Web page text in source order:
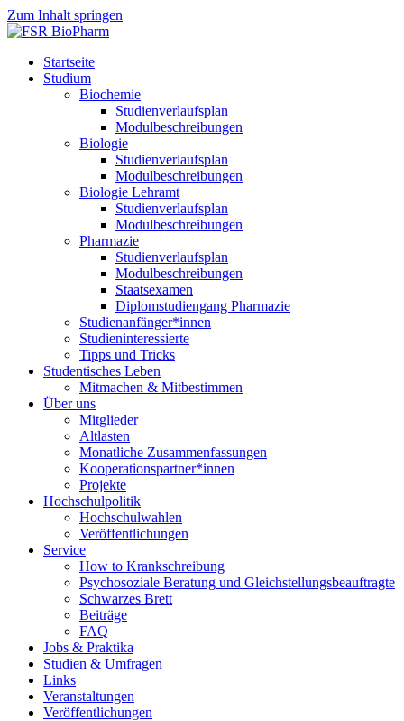
Zum Inhalt springen
Startseite
Studium
Biochemie
Studienverlaufsplan
Modulbeschreibungen
Biologie
Studienverlaufsplan
Modulbeschreibungen
Biologie Lehramt
Studienverlaufsplan
Modulbeschreibungen
Pharmazie
Studienverlaufsplan
Modulbeschreibungen
Staatsexamen
Diplomstudiengang Pharmazie
Studienanfänger*innen
Studieninteressierte
Tipps und Tricks
Studentisches Leben
Mitmachen & Mitbestimmen
Über uns
Mitglieder
Altlasten
Monatliche Zusammenfassungen
Kooperationspartner*innen
Projekte
Hochschulpolitik
Hochschulwahlen
Veröffentlichungen
Service
How to Krankschreibung
Psychosoziale Beratung und Gleichstellungsbeauftragte
Schwarzes Brett
Beiträge
FAQ
Jobs & Praktika
Studien & Umfragen
Links
Veranstaltungen
Veröffentlichungen